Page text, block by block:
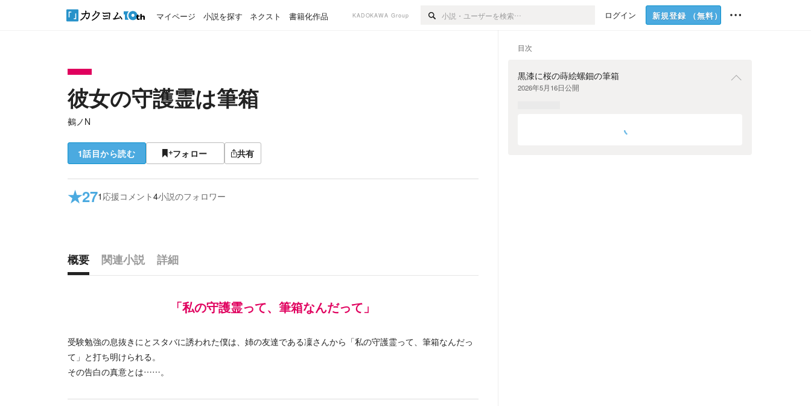
マイページ 小説を探す ネクスト 書籍化作品 KADOKAWA Group ログイン 新規登録 （無料）
彼女の守護霊は筆箱
鵺ノN
1話目から読む フォロー 共有
★271 応援コメント4小説のフォロワー
概要 関連小説
詳細
「私の守護霊って、筆箱なんだって」
受験勉強の息抜きにとスタバに誘われた僕は、姉の友達である凜さんから「私の守護霊って、筆箱なんだっ
て」と打ち明けられる。
その告白の真意とは……。
目次
黒漆に桜の蒔絵螺鈿の筆箱
2026年5月16日公開